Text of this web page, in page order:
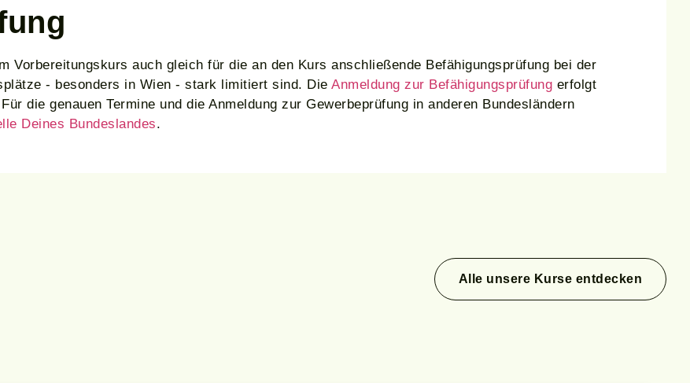
Vorbereitungskurs auch gleich für die an den Kurs anschließende Befähigungsprüfung bei der
- besonders in Wien - stark limitiert sind. Die Anmeldung zur Befähigungsprüfung erfolgt
die genauen Termine und die Anmeldung zur Gewerbeprüfung in anderen Bundesländern
Deines Bundeslandes.
Alle unsere Kurse entdecken